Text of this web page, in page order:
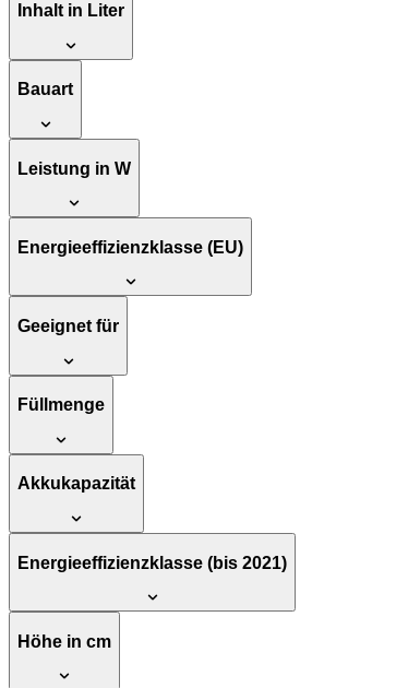
Inhalt in Liter
Bauart
Leistung in W
Energieeffizienzklasse (EU)
Geeignet für
Füllmenge
Akkukapazität
Energieeffizienzklasse (bis 2021)
Höhe in cm